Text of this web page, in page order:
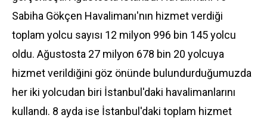
Sabiha Gökçen Havalimanı'nın hizmet verdiği
toplam yolcu sayısı 12 milyon 996 bin 145 yolcu
oldu. Ağustosta 27 milyon 678 bin 20 yolcuya
hizmet verildiğini göz önünde bulundurduğumuzda
her iki yolcudan biri İstanbul'daki havalimanlarını
kullandı. 8 ayda ise İstanbul'daki toplam hizmet